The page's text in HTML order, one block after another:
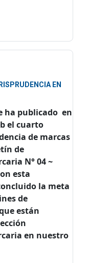
EN
ha publicado en
el cuarto
de marcas
de
N° 04 ~
esta
la meta
de
están
en nuestro